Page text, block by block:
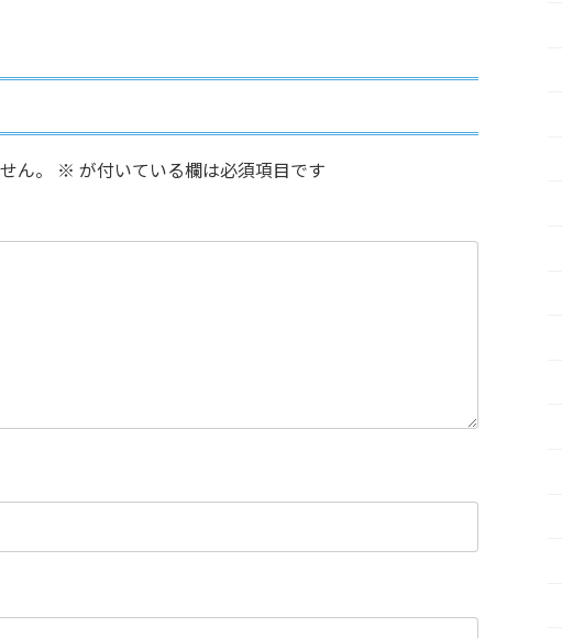
ん。 ※ が付いている欄は必須項目です